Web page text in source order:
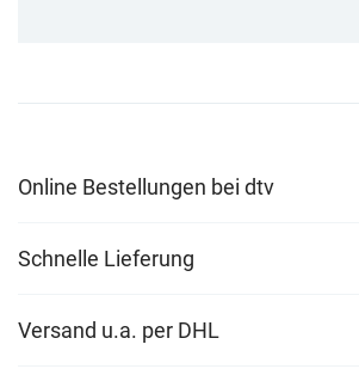
Online Bestellungen bei dtv
Schnelle Lieferung
Versand u.a. per DHL